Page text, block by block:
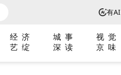
有AI
经 济 城 事 视 觉
艺 绽 深 读 京 味